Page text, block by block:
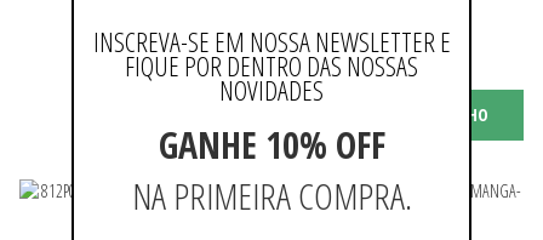
R$ 249,90
ou 2x de R$ 124,95 sem juros
ADICIONAR AO CARRINHO
INSCREVA-SE EM NOSSA NEWSLETTER E
FIQUE POR DENTRO DAS NOSSAS
NOVIDADES
GANHE 10% OFF
NA PRIMEIRA COMPRA.